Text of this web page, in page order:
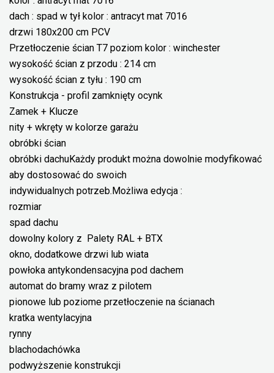
dach : spad w tył kolor : antracyt mat 7016
drzwi 180x200 cm PCV
Przetłoczenie ścian T7 poziom kolor : winchester
wysokość ścian z przodu : 214 cm
wysokość ścian z tyłu : 190 cm
Konstrukcja - profil zamknięty ocynk
Zamek + Klucze
nity + wkręty w kolorze garażu
obróbki ścian
obróbki dachuKażdy produkt można dowolnie modyfikować
aby dostosować do swoich
indywidualnych potrzeb.Możliwa edycja :
rozmiar
spad dachu
dowolny kolory z Palety RAL + BTX
okno, dodatkowe drzwi lub wiata
powłoka antykondensacyjna pod dachem
automat do bramy wraz z pilotem
pionowe lub poziome przetłoczenie na ścianach
kratka wentylacyjna
rynny
blachodachówka
podwyższenie konstrukcji